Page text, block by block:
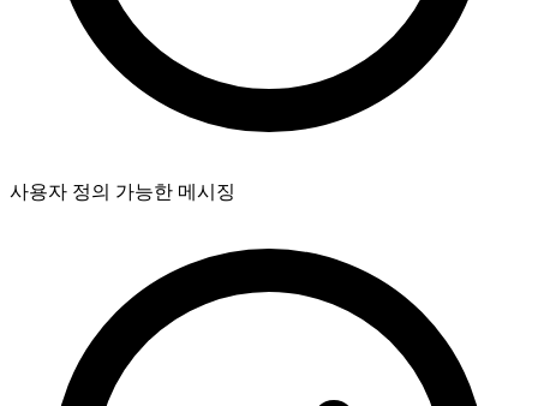
사용자 정의 가능한 메시징